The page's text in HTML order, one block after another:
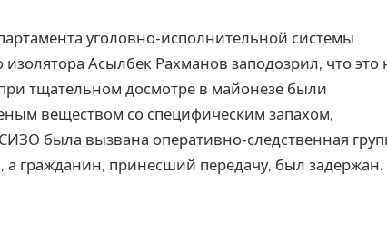
уголовно-исполнительной системы
Асылбек Рахманов заподозрил, что это
тщательном досмотре в майонезе были
веществом со специфическим запахом,
была вызвана оперативно-следственная
а гражданин, принесший передачу, был задержан.